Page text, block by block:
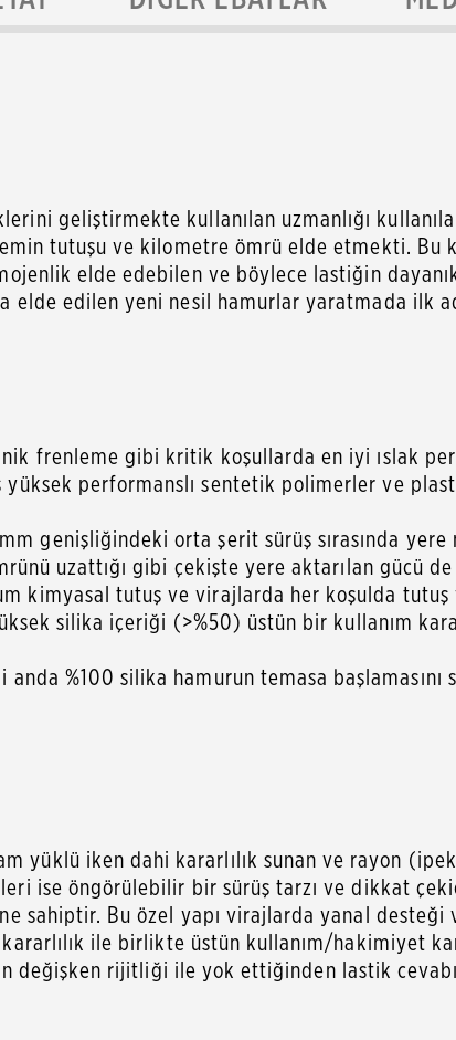
geliştirmekte kullanılan uzmanlığı
tutuşu ve kilometre ömrü elde etmekti.
elde edebilen ve böylece lastiğin
elde edilen yeni nesil hamurlar yaratmada ilk
frenleme gibi kritik koşullarda en iyi ıslak
yüksek performanslı sentetik polimerler ve
genişliğindeki orta şerit sürüş sırasında
uzattığı gibi çekişte yere aktarılan gücü de
kimyasal tutuş ve virajlarda her koşulda tutuş
silika içeriği (>%50) üstün bir kullanım
%100 silika hamurun temasa
yüklü iken dahi kararlılık sunan ve rayon
ise öngörülebilir bir sürüş tarzı ve dikkat
sahiptir. Bu özel yapı virajlarda yanal
ile birlikte üstün kullanım/hakimiyet
değişken rijitliği ile yok ettiğinden lastik